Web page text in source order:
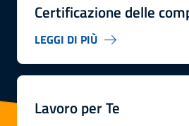
Certificazione delle
LEGGI DI PIÙ
Lavoro per Te